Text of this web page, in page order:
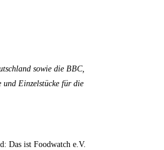
sowie die BBC,
Einzelstücke für die
Das ist Foodwatch e.V.